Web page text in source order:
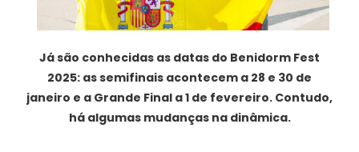
Já são conhecidas as datas do Benidorm Fest
2025: as semifinais acontecem a 28 e 30 de
janeiro e a Grande Final a 1 de fevereiro. Contudo,
há algumas mudanças na dinâmica.